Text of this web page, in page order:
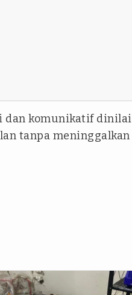
dan komunikatif dinilai
tanpa meninggalkan